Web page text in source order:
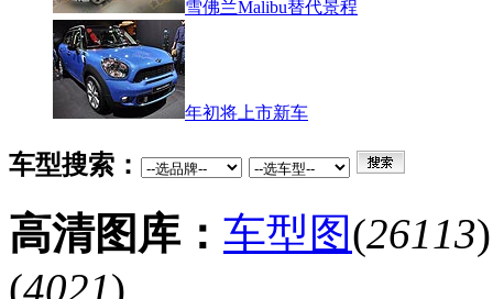
雪佛兰Malibu替代景程
年初将上市新车
车型搜索：
高清图库： 车型图(26113
(4021)